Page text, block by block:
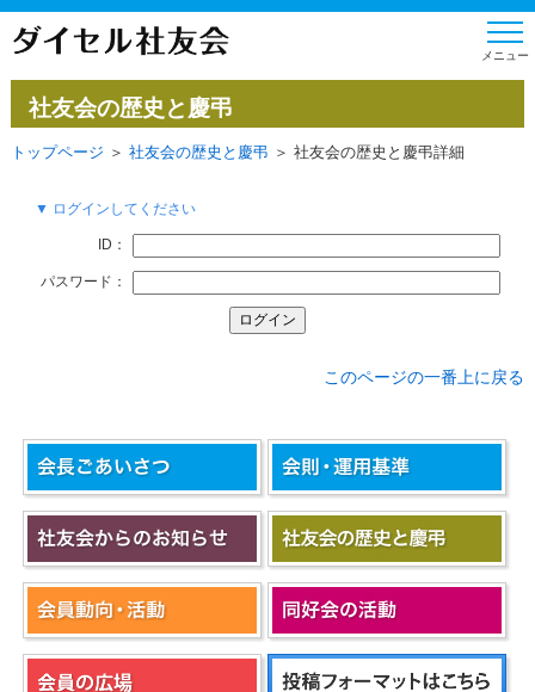
社友会の歴史と慶弔
トップページ ＞ 社友会の歴史と慶弔 ＞ 社友会の歴史と慶弔詳細
▼ ログインしてください
ID：
パスワード：
このページの一番上に戻る